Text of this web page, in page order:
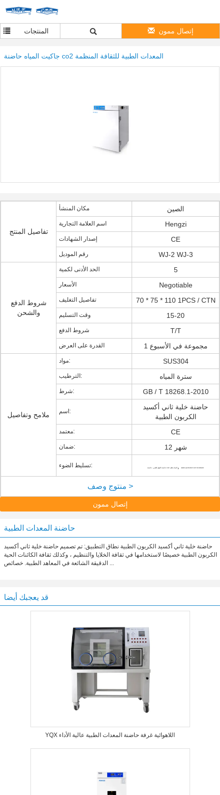
المنتجات إتصال ممون
جاكيت المياه حاضنة co2 المعدات الطبية للثقافة المنظمة
تفاصيل المنتج
مكان المنشأ الصين
اسم العلامة التجارية Hengzi
إصدار الشهادات CE
رقم الموديل WJ-2 WJ-3
شروط الدفع
والشحن
الحد الأدنى لكمية 5
الأسعار Negotiable
تفاصيل التغليف 70 * 75 * 110 1PCS / CTN
وقت التسليم 15-20
شروط الدفع T/T
القدرة على العرض 1 مجموعة في الأسبوع
ملامح وتفاصيل
مواد: SUS304
الترطيب: سترة المياه
شرط: GB / T 18268.1-2010
اسم:
حاضنة خلية ثاني أكسيد
الكربون الطبية
معتمد: CE
ضمان: 12 شهر
تسليط الضوء: حاضنة الجهاز الطبي ، حاضنة co2 المياه تغلف water jacketed co2 incubator
منتوج وصف >
إتصال ممون
حاضنة المعدات الطبية
حاضنة خلية ثاني أكسيد الكربون الطبية نطاق التطبيق: تم تصميم حاضنة خلية ثاني أكسيد
الكربون الطبية خصيصًا لاستخدامها في ثقافة الخلايا والتنظيم ، وكذلك ثقافة الكائنات الحية
الدقيقة الشائعة في المعاهد الطبية. خصائص ...
قد يعجبك أيضا
YQX اللاهوائية غرفة حاضنة المعدات الطبية عالية الأداء